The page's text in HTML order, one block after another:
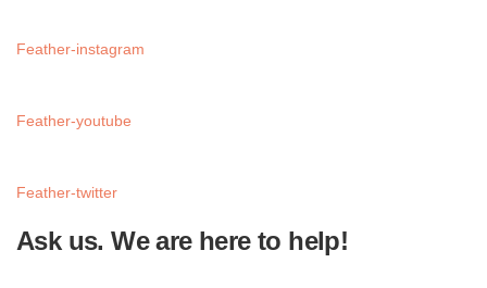
Feather-instagram
Feather-youtube
Feather-twitter
Ask us. We are here to help!